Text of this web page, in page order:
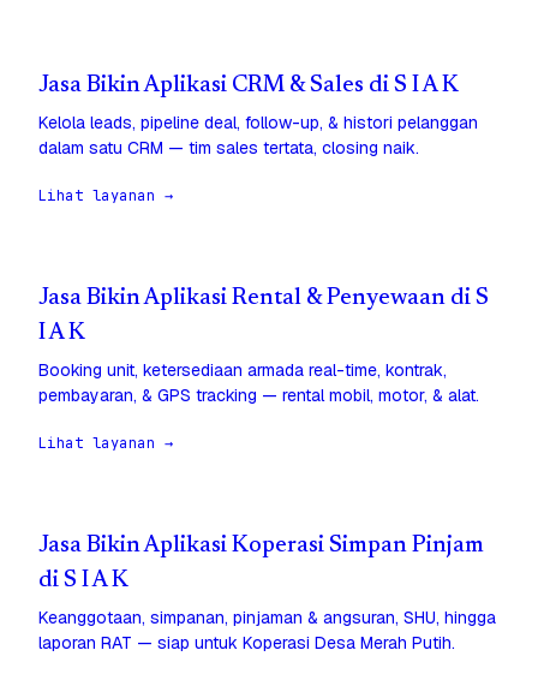
Jasa Bikin Aplikasi CRM & Sales di S I A K
Kelola leads, pipeline deal, follow-up, & histori pelanggan
dalam satu CRM — tim sales tertata, closing naik.
Lihat layanan →
Jasa Bikin Aplikasi Rental & Penyewaan di S
I A K
Booking unit, ketersediaan armada real-time, kontrak,
pembayaran, & GPS tracking — rental mobil, motor, & alat.
Lihat layanan →
Jasa Bikin Aplikasi Koperasi Simpan Pinjam
di S I A K
Keanggotaan, simpanan, pinjaman & angsuran, SHU, hingga
laporan RAT — siap untuk Koperasi Desa Merah Putih.